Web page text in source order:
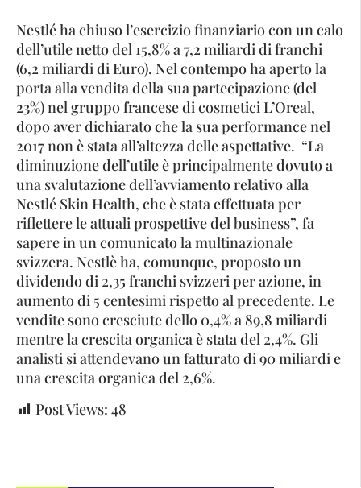
Nestlé ha chiuso l’esercizio finanziario con un calo
dell’utile netto del 15,8% a 7,2 miliardi di franchi
(6,2 miliardi di Euro). Nel contempo ha aperto la
porta alla vendita della sua partecipazione (del
23%) nel gruppo francese di cosmetici L’Oreal,
dopo aver dichiarato che la sua performance nel
2017 non è stata all’altezza delle aspettative. “La
diminuzione dell’utile è principalmente dovuto a
una svalutazione dell’avviamento relativo alla
Nestlé Skin Health, che è stata effettuata per
riflettere le attuali prospettive del business”, fa
sapere in un comunicato la multinazionale
svizzera. Nestlè ha, comunque, proposto un
dividendo di 2,35 franchi svizzeri per azione, in
aumento di 5 centesimi rispetto al precedente. Le
vendite sono cresciute dello 0,4% a 89,8 miliardi
mentre la crescita organica è stata del 2,4%. Gli
analisti si attendevano un fatturato di 90 miliardi e
una crescita organica del 2,6%.
Post Views: 48